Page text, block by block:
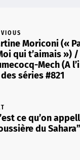
Moriconi («
qui t’aimais »)
Mech (A
séries #821
ce qu’on
du